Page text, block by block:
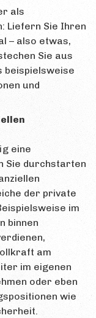
als
Liefern Sie Ihren
– also etwas,
Sie aus
beispielsweise
und
eine
Sie durchstarten
der private
im
binnen
am
im eigenen
oder eben
wie